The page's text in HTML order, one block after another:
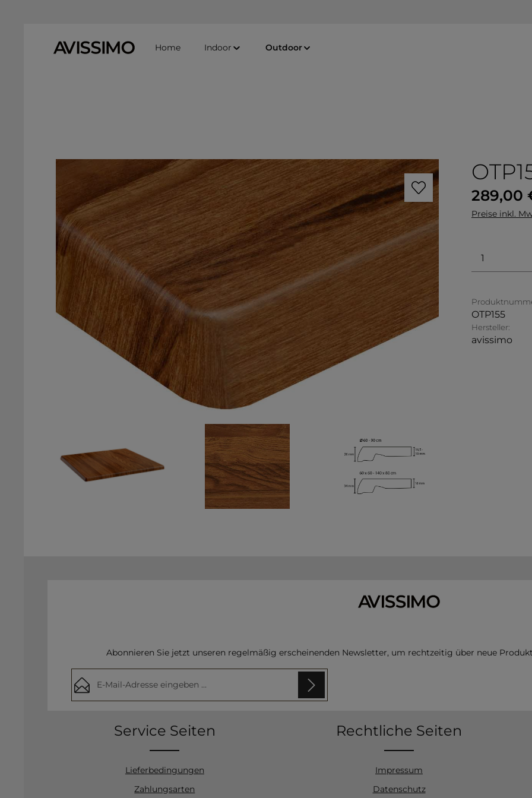
Home Indoor Outdoor
Bildergalerie überspringen
Regulärer
289,00
Preise inkl.
OTP155
Hersteller:
avissimo
Abonnieren Sie jetzt unseren regelmäßig erscheinenden Newsletter, um rechtzeitig über neue
Ich habe dieDatenschutzbestimmungen
Die mit einem Stern (*) markierten Felder sind
Pflichtfelder.Service Seiten
Lieferbedingungen
Zahlungsarten
Rechtliche Seiten
Impressum
Datenschutz